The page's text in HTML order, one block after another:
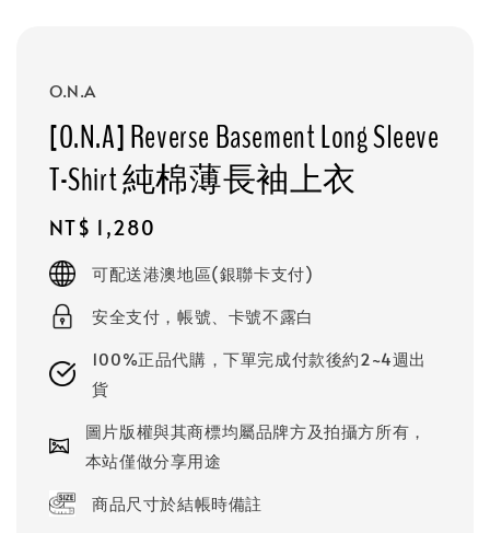
O.N.A
[O.N.A] Reverse Basement Long Sleeve
T-Shirt 純棉薄長袖上衣
Regular
price
NT$ 1,280
可配送港澳地區(銀聯卡支付)
安全支付，帳號、卡號不露白
100%正品代購，下單完成付款後約2~4週出
貨
圖片版權與其商標均屬品牌方及拍攝方所有，
本站僅做分享用途
商品尺寸於結帳時備註